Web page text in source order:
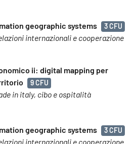
geographic systems 3 CFU
internazionali e cooperazione
ii: digital mapping per
9 CFU
in italy, cibo e ospitalità
geographic systems 3 CFU
internazionali e cooperazione